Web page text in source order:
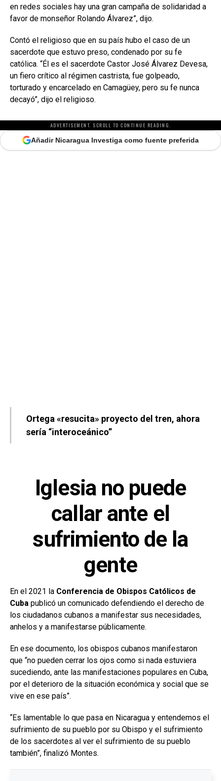
en redes sociales hay una gran campaña de solidaridad a
favor de monseñor Rolando Álvarez”, dijo.
Contó el religioso que en su país hubo el caso de un
sacerdote que estuvo preso, condenado por su fe
católica. “Él es el sacerdote Castor José Álvarez Devesa,
un fiero crítico al régimen castrista, fue golpeado,
torturado y encarcelado en Camagüey, pero su fe nunca
decayó”, dijo el religioso.
ADVERTISEMENT. SCROLL TO CONTINUE READING.
Añadir Nicaragua Investiga como fuente preferida
Ortega «resucita» proyecto del tren, ahora
sería “interoceánico”
Iglesia no puede
callar ante el
sufrimiento de la
gente
En el 2021 la Conferencia de Obispos Católicos de
Cuba publicó un comunicado defendiendo el derecho de
los ciudadanos cubanos a manifestar sus necesidades,
anhelos y a manifestarse públicamente.
En ese documento, los obispos cubanos manifestaron
que “no pueden cerrar los ojos como si nada estuviera
sucediendo, ante las manifestaciones populares en Cuba,
por el deterioro de la situación económica y social que se
vive en ese país”.
“Es lamentable lo que pasa en Nicaragua y entendemos el
sufrimiento de su pueblo por su Obispo y el sufrimiento
de los sacerdotes al ver el sufrimiento de su pueblo
también”, finalizó Montes.